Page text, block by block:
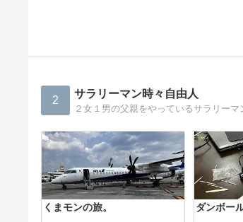
2 サラリーマン時々自由人
２女１男の父親をやっているサラリー
くまモンの旅。 ダンボー